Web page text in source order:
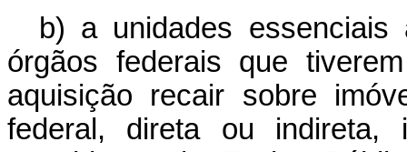
b) a unidades
órgãos federais que
aquisição recair sobre
federal, direta ou indireta,